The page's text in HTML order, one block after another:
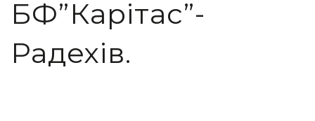
БФ”Карітас”-
Радехів.